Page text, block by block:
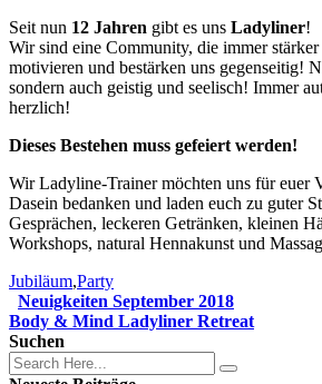
Seit nun 12 Jahren gibt es uns Ladyliner!
Wir sind eine Community, die immer
motivieren und bestärken uns gegenseitig!
sondern auch geistig und seelisch! Immer
herzlich!
Dieses Bestehen muss gefeiert werden!
Wir Ladyline-Trainer möchten uns für euer
Dasein bedanken und laden euch zu guter
Gesprächen, leckeren Getränken, kleinen
Workshops, natural Hennakunst und
Jubiläum,Party
Neuigkeiten September 2018
Body & Mind Ladyliner Retreat
Suchen